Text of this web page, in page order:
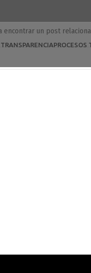
PROCESOS
encontrar un post